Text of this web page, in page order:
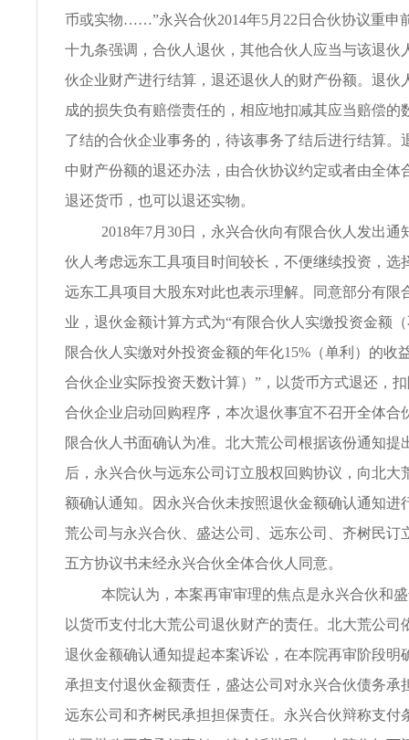
币或实物……”永兴合伙2014年5月22日合伙协议重申
十九条强调，合伙人退伙，其他合伙人应当与该退伙
伙企业财产进行结算，退还退伙人的财产份额。退伙
成的损失负有赔偿责任的，相应地扣减其应当赔偿的
了结的合伙企业事务的，待该事务了结后进行结算。
中财产份额的退还办法，由合伙协议约定或者由全体
退还货币，也可以退还实物。
2018年7月30日，永兴合伙向有限合伙人发出通
伙人考虑远东工具项目时间较长，不便继续投资，选
远东工具项目大股东对此也表示理解。同意部分有限
业，退伙金额计算方式为“有限合伙人实缴投资金额
限合伙人实缴对外投资金额的年化15%（单利）的收
合伙企业实际投资天数计算）”，以货币方式退还，
合伙企业启动回购程序，本次退伙事宜不召开全体合
限合伙人书面确认为准。北大荒公司根据该份通知提
后，永兴合伙与远东公司订立股权回购协议，向北大
额确认通知。因永兴合伙未按照退伙金额确认通知进
荒公司与永兴合伙、盛达公司、远东公司、齐树民订
五方协议书未经永兴合伙全体合伙人同意。
本院认为，本案再审审理的焦点是永兴合伙和
以货币支付北大荒公司退伙财产的责任。北大荒公司
退伙金额确认通知提起本案诉讼，在本院再审阶段明
承担支付退伙金额责任，盛达公司对永兴合伙债务承
远东公司和齐树民承担担保责任。永兴合伙辩称支付